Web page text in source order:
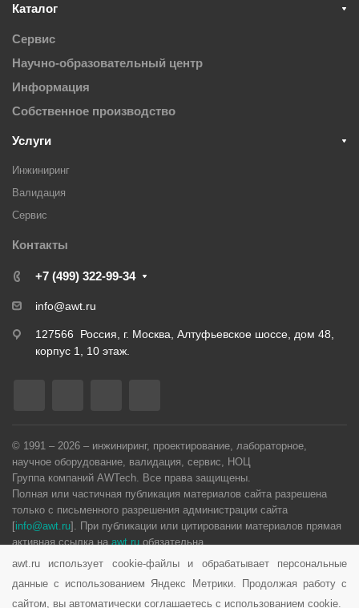
Каталог
Сервис
Научно-образовательный центр
Информация
Собственное производство
Услуги
Инжиниринг
Валидация
Cервис
Контакты
+7 (499) 322-99-34
info@awt.ru
127566 Россия, г. Москва, Алтуфьевское шоссе, дом 48,
корпус 1, 10 этаж.
© 1991 – 2026 – инжиниринг, проектирование, лабораторное,
научное оборудование, валидация, сервис, НОЦ
Группа компаний AWTech. Все права защищены.
Полная или частичная публикация материалов сайта разрешена
только с письменного разрешения администрации сайта
[info@awt.ru]. При публикации или цитировании материалов прямая
активная ссылка наawt.ruобязательна.
Политика конфиденциальности
Карта сайта
awt.ru использует cookie-файлы и обрабатывает персональные
данные с использованием Яндекс Метрики. Продолжая работу с
сайтом, вы автоматически соглашаетесь с использованием cookie.